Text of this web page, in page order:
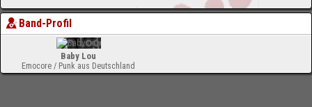
Band-Profil
Baby Lou
Emocore / Punk aus Deutschland